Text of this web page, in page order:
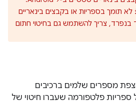
לא תומך בספריות או בקבצים בינאריים
בנפרד, צריך להשתמש גם בחיטוי חתום
מספרים שלמים ברכיבים
פלטפורמה שעברו חיטוי של